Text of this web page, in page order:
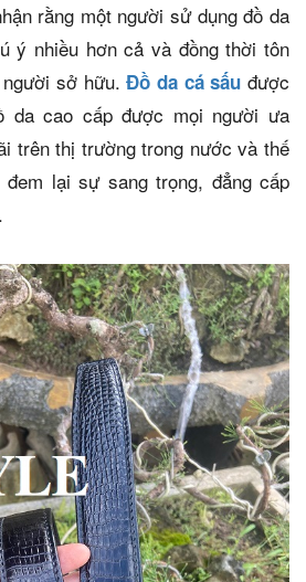
rằng một người sử dụng đồ da
ý nhiều hơn cả và đồng thời tôn
người sở hữu.Đồ da cá sấu được
da cao cấp được mọi người ưa
trên thị trường trong nước và thế
lại sự sang trọng, đẳng cấp